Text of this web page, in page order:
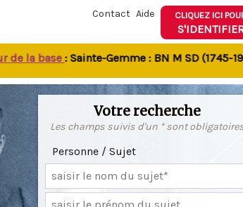
Contact Aide CLIQUEZ ICI
base: Sainte-Gemme : BN M SD (1745-
Votre recherche
Les champs suivis d'un * sont
Personne / Sujet